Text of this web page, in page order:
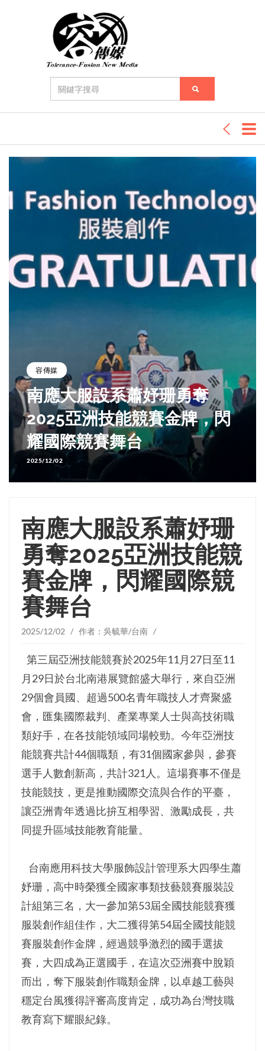
容傳媒
南應大服設系蕭妤珊勇奪
2025亞洲技能競賽金牌，閃
耀國際競賽舞台
2025/12/02
南應大服設系蕭妤珊
勇奪2025亞洲技能競
賽金牌，閃耀國際競
賽舞台
2025/12/02 / 作者：吳毓華/台南 /
第三屆亞洲技能競賽於2025年11月27日至11
月29日於台北南港展覽館盛大舉行，來自亞洲
29個會員國、超過500名青年職技人才齊聚盛
會，匯集國際裁判、產業專業人士與高技術職
類好手，在各技能領域同場較勁。今年亞洲技
能競賽共計44個職類，有31個國家參與，參賽
選手人數創新高，共計321人。這場賽事不僅是
技能競技，更是推動國際交流與合作的平臺，
讓亞洲青年透過比拚互相學習、激勵成長，共
同提升區域技能教育能量。
台南應用科技大學服飾設計管理系大四學生蕭
妤珊，高中時榮獲全國家事類技藝競賽服裝設
計組第三名，大一參加第53屆全國技能競賽獲
服裝創作組佳作，大二獲得第54屆全國技能競
賽服裝創作金牌，經過競爭激烈的國手選拔
賽，大四成為正選國手，在這次亞洲賽中脫穎
而出，奪下服裝創作職類金牌，以卓越工藝與
穩定台風獲得評審高度肯定，成功為台灣技職
教育寫下耀眼紀錄。